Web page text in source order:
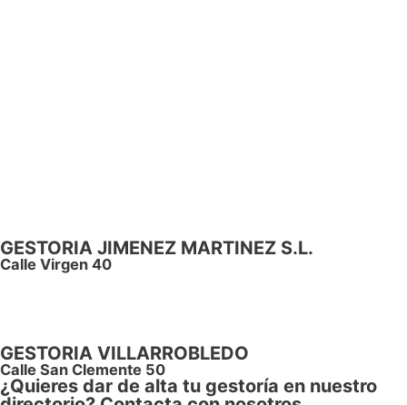
GESTORIA JIMENEZ MARTINEZ S.L.
Calle Virgen 40
GESTORIA VILLARROBLEDO
Calle San Clemente 50
¿Quieres dar de alta tu gestoría en nuestro